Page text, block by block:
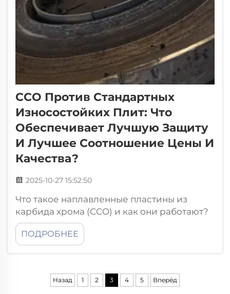
CCO Против Стандартных
Износостойких Плит: Что
Обеспечивает Лучшую Защиту
И Лучшее Соотношение Цены И
Качества?
2025-10-27 15:52:50
Что такое наплавленные пластины из
карбида хрома (CCO) и как они работают?
Понимание технологии наплавки
карбидом хрома (CCO). Пластины CCO в
основном представляют собой обычную
сплава на основе карбида хрома,
нанесённого на верхнюю часть...
ПОДРОБНЕЕ
Назад 1 2 3 4 5 Вперёд